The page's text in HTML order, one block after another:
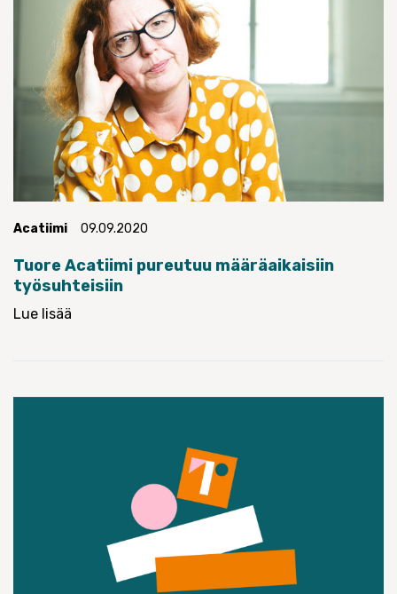
Acatiimi 09.09.2020
Tuore Acatiimi pureutuu määräaikaisiin
työsuhteisiin
Lue lisää